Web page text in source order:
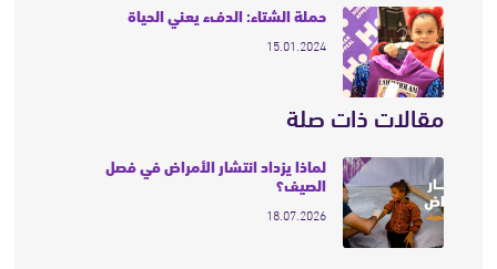
حملة الشتاء: الدفء يعني الحياة
15.01.2024
مقالات ذات صلة
لماذا يزداد انتشار الأمراض في فصل
الصيف؟
18.07.2026